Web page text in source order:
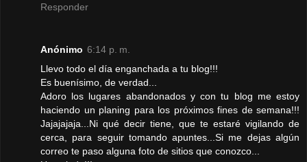
Responder
Anónimo 6:14 p. m.
Llevo todo el día enganchada a tu blog!!!
Es buenísimo, de verdad...
Adoro los lugares abandonados y con tu blog me estoy
haciendo un planing para los próximos fines de semana!!!
Jajajajaja...Ni qué decir tiene, que te estaré vigilando de
cerca, para seguir tomando apuntes...Si me dejas algún
correo te paso alguna foto de sitios que conozco...